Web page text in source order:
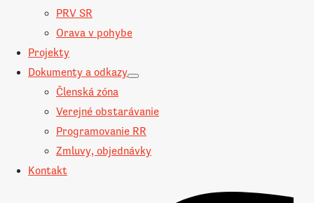
PRV SR
Orava v pohybe
Projekty
Dokumenty a odkazy
Členská zóna
Verejné obstarávanie
Programovanie RR
Zmluvy, objednávky
Kontakt